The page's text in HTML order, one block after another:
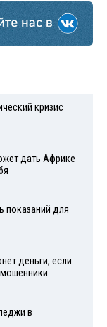
кризис
дать Африке
показаний для
деньги, если
в